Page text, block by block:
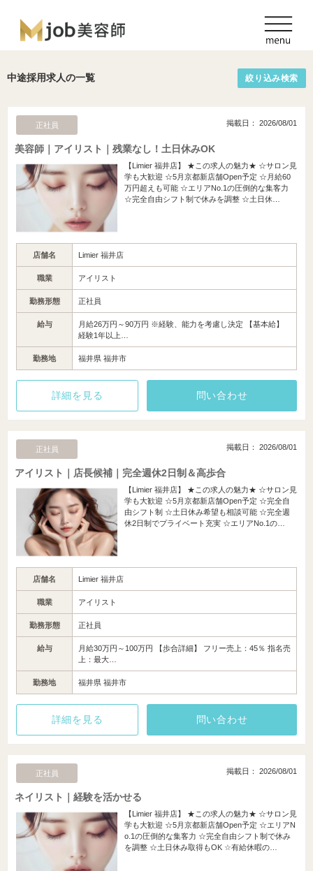
中途採用求人の一覧 絞り込み検索
正社員 掲載日： 2026/08/01
美容師｜アイリスト｜残業なし！土日休みOK
【Limier 福井店】 ★この求人の魅力★ ☆サロン見
学も大歓迎 ☆5月京都新店舗Open予定 ☆月給60
万円超えも可能 ☆エリアNo.1の圧倒的な集客力
☆完全自由シフト制で休みを調整 ☆土日休…
店舗名 Limier 福井店
職業 アイリスト
勤務形態 正社員
給与
月給26万円～90万円 ※経験、能力を考慮し決定 【基本給】
経験1年以上…
勤務地 福井県 福井市
詳細を見る 問い合わせ
正社員 掲載日： 2026/08/01
アイリスト｜店長候補｜完全週休2日制＆高歩合
【Limier 福井店】 ★この求人の魅力★ ☆サロン見
学も大歓迎 ☆5月京都新店舗Open予定 ☆完全自
由シフト制 ☆土日休み希望も相談可能 ☆完全週
休2日制でプライベート充実 ☆エリアNo.1の…
店舗名 Limier 福井店
職業 アイリスト
勤務形態 正社員
給与
月給30万円～100万円 【歩合詳細】 フリー売上：45％ 指名売
上：最大…
勤務地 福井県 福井市
詳細を見る 問い合わせ
正社員 掲載日： 2026/08/01
ネイリスト｜経験を活かせる
【Limier 福井店】 ★この求人の魅力★ ☆サロン見
学も大歓迎 ☆5月京都新店舗Open予定 ☆エリアN
o.1の圧倒的な集客力 ☆完全自由シフト制で休み
を調整 ☆土日休み取得もOK ☆有給休暇の…